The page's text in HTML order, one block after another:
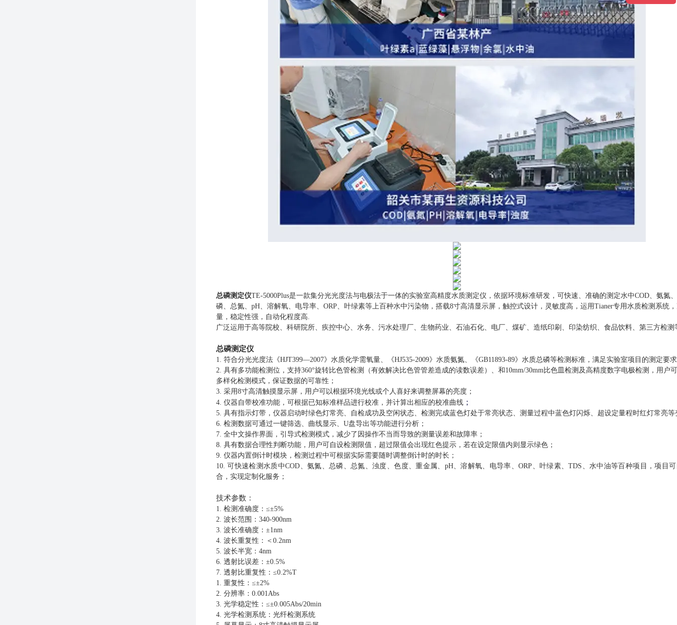
总磷测定仪TE-5000Plus是一款集分光光度法与电极法于一体的实验室高精度水质测定仪，依据环境标准研发，可快速、准确的测定水中COD、氨氮
磷、总氮、pH、溶解氧、电导率、ORP、叶绿素等上百种水中污染物，搭载8寸高清显示屏，触控式设计，灵敏度高，运用Tianer专用水质检测系统
量，稳定性强，自动化程度高.
广泛运用于高等院校、科研院所、疾控中心、水务、污水处理厂、生物药业、石油石化、电厂、煤矿、造纸印刷、印染纺织、食品饮料、第三方检测
总磷测定仪
1. 符合分光光度法 《HJT399—2007》水质化学需氧量、 《HJ535-2009》水质氨氮、 《GB11893-89》水质总磷等检测标准，满足实验室项目的测定要求
2. 具有多功能检测位，支持360°旋转比色管检测（有效解决比色管管差造成的读数误差）、 和 10mm/30mm比色皿检测及高精度数字电极检测 ， 用户
多样化检测模式，保证数据的可靠性；
3. 采用8寸高清触摸显示屏，用户可以根据环境光线或个人喜好来调整屏幕的亮度；
4. 仪器自带校准功能， 可根据已知标准样品进行校准，并计算出相应的校准曲线 ；
5. 具有指示灯带，仪器 启动时绿色灯常亮、 自检成功及空闲状态、检测完成蓝色灯处于常亮状态、 测量过程中蓝色灯闪烁、超设定量程时红灯常亮等
6. 检测数据可通过一键筛选、曲线显示、 U盘导出等功能进行分析；
7. 全中文操作界面，引导式检测模式，减少了因操作不当而导致的测量误差和故障率；
8. 具有数据合理性判断功能， 用户可自设检测限值，超过限值会出现红色提示，若在设定限值内则显示绿色；
9. 仪器内置倒计时模块，检测过程中可根据实际需要随时调整倒计时的时长；
10.可快速检测水质中COD、氨氮、总磷、总氮、浊度、色度、重金属、pH、溶解氧、电导率、ORP、叶绿素、TDS、水中油等百种项目，项目
合，实现定制化服务；
技术参数：
1. 检测准确度： ≤±5%
2. 波长范围： 340-900nm
3. 波长准确度： ±1nm
4. 波长重复性：＜ 0.2nm
5. 波长半宽： 4nm
6. 透射比误差： ±0.5%
7. 透射比重复性： ≤0.2%T
1. 重复性： ≤±2%
2. 分辨率： 0.001Abs
3. 光学稳定性： ≤±0.005Abs/20min
4. 光学检测系统：光纤检测系统